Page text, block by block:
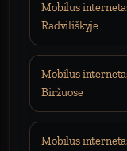
Mobilus
Radviliškyje
Mobilus
Biržuose
Mobilus